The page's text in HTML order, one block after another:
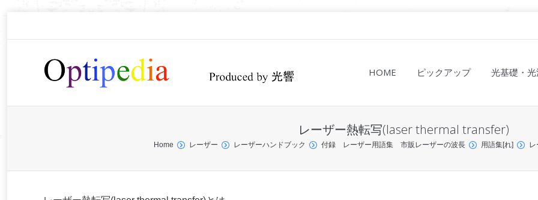
HOME ピックアップ 光基礎・
レーザー熱転写(laser thermal transfer)
Home レーザー レーザーハンドブック 付録 レーザー用語集 市販レーザーの波長 用語集[れ]